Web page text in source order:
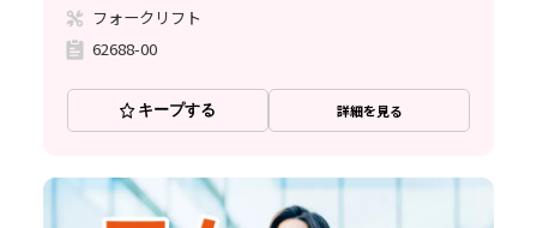
フォークリフト
62688-00
キープする 詳細を見る